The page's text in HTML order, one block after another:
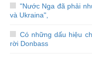
"Nước Nga đã phải
và Ukraina",
Có những dấu hiệu
rời Donbass